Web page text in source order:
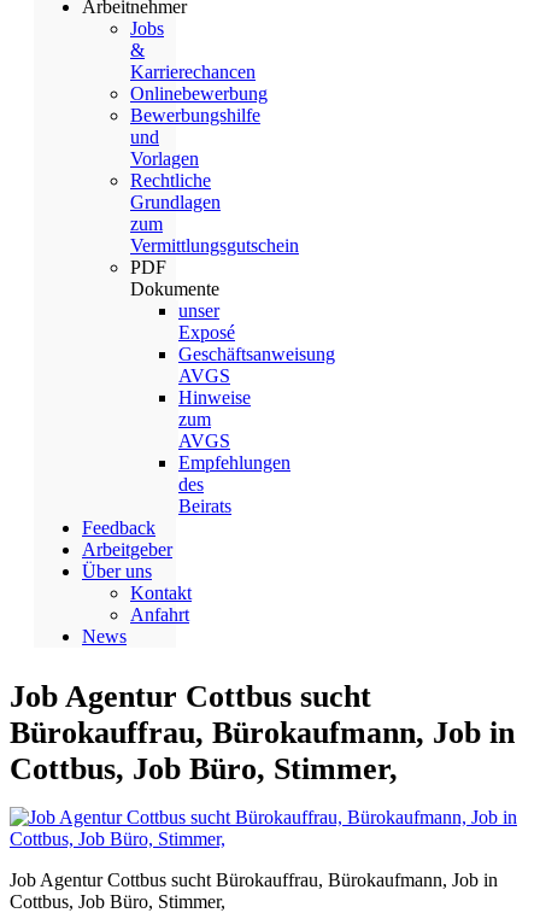
Arbeitnehmer
Jobs
&
Karrierechancen
Onlinebewerbung
Bewerbungshilfe
und
Vorlagen
Rechtliche
Grundlagen
zum
Vermittlungsgutschein
PDF
Dokumente
unser
Exposé
Geschäftsanweisung
AVGS
Hinweise
zum
AVGS
Empfehlungen
des
Beirats
Feedback
Arbeitgeber
Über uns
Kontakt
Anfahrt
News
Job Agentur Cottbus sucht
Bürokauffrau, Bürokaufmann, Job in
Cottbus, Job Büro, Stimmer,
Job Agentur Cottbus sucht Bürokauffrau, Bürokaufmann, Job in
Cottbus, Job Büro, Stimmer,